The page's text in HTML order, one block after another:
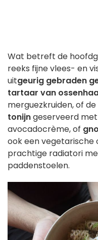
Wat betreft de
reeks fijne vlees- en
uitgeurig gebraden
tartaar van
merguezkruiden, of
tonijngeserveerd
avocadocrème, of
ook een vegetarische
prachtige radiatori
paddenstoelen.